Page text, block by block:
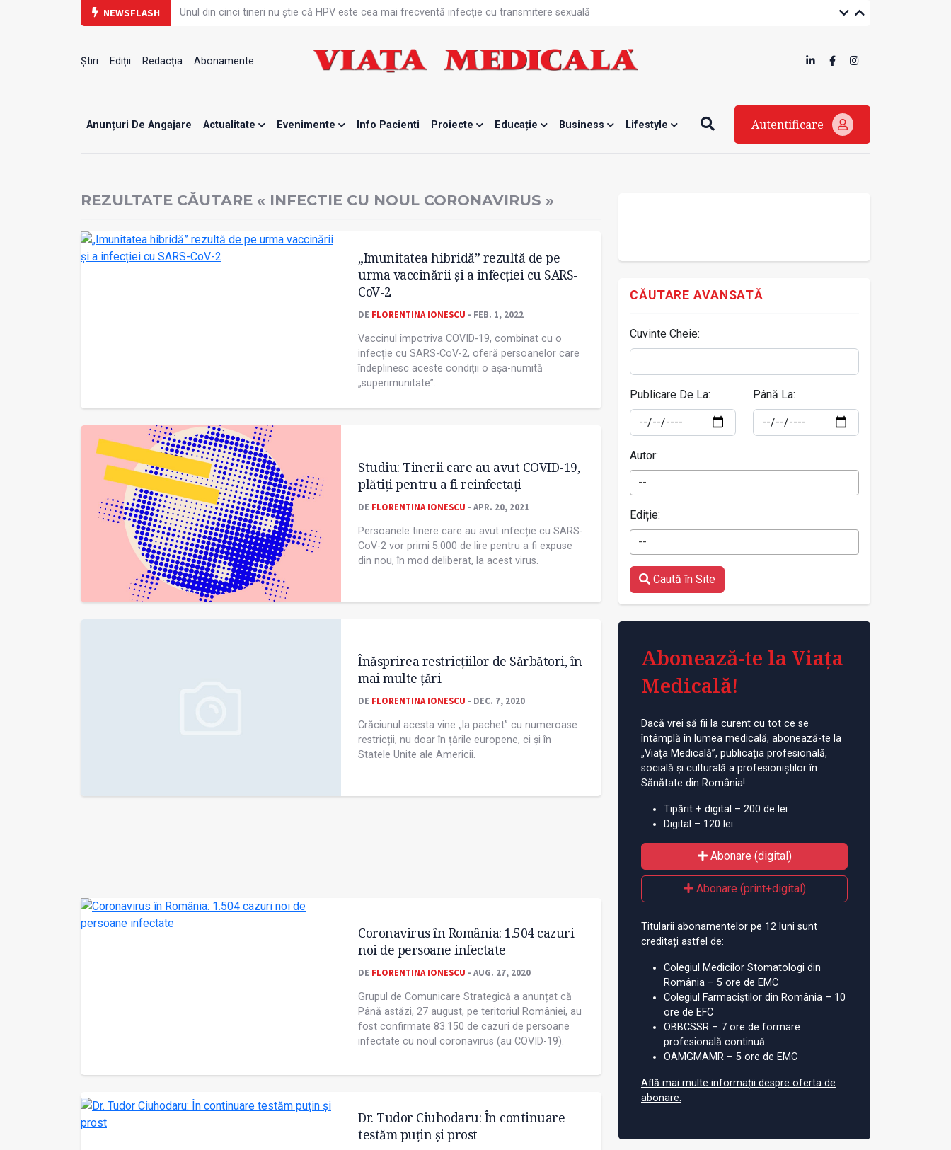
NEWSFLASH
PRIMER: Întreruperea energiei în fabrici ar pune pacienții în pericol
Cum gestionăm jet lag-ul- sfaturi de la specialiști
Care este legătura dintre oboseala mintală și caniculă?
Alăptarea, esențială pentru sănătatea mamei și copilului
Știri Ediții Redacția Abonamente
Anunțuri De Angajare Actualitate Evenimente Info Pacienti Proiecte Educație Business Lifestyle Autentificare
REZULTATE CĂUTARE « INFECTIE CU NOUL CORONAVIRUS »
„Imunitatea hibridă” rezultă de pe
urma vaccinării și a infecției cu SARS-
CoV-2
DE FLORENTINA IONESCU - FEB. 1, 2022
Vaccinul împotriva COVID-19, combinat cu o
infecție cu SARS-CoV-2, oferă persoanelor care
îndeplinesc aceste condiții o așa-numită
„superimunitate”.
Studiu: Tinerii care au avut COVID-19,
plătiți pentru a fi reinfectați
DE FLORENTINA IONESCU - APR. 20, 2021
Persoanele tinere care au avut infecție cu SARS-
CoV-2 vor primi 5.000 de lire pentru a fi expuse
din nou, în mod deliberat, la acest virus.
Înăsprirea restricțiilor de Sărbători, în
mai multe țări
DE FLORENTINA IONESCU - DEC. 7, 2020
Crăciunul acesta vine „la pachet” cu numeroase
restricții, nu doar în țările europene, ci și în
Statele Unite ale Americii.
Coronavirus în România: 1.504 cazuri
noi de persoane infectate
DE FLORENTINA IONESCU - AUG. 27, 2020
Grupul de Comunicare Strategică a anunțat că
Până astăzi, 27 august, pe teritoriul României, au
fost confirmate 83.150 de cazuri de persoane
infectate cu noul coronavirus (au COVID-19).
Dr. Tudor Ciuhodaru: În continuare
testăm puțin și prost
CĂUTARE AVANSATĂ
Cuvinte Cheie:
Publicare De La: Până La:
Autor:
--
Ediție:
--
Caută în Site
Abonează-te la Viața
Medicală!
Dacă vrei să fii la curent cu tot ce se
întâmplă în lumea medicală, abonează-te la
„Viața Medicală”, publicația profesională,
socială și culturală a profesioniștilor în
Sănătate din România!
Tipărit + digital – 200 de lei
Digital – 120 lei
Abonare (digital)
Abonare (print+digital)
Titularii abonamentelor pe 12 luni sunt
creditați astfel de:
Colegiul Medicilor Stomatologi din
România – 5 ore de EMC
Colegiul Farmaciștilor din România – 10
ore de EFC
OBBCSSR – 7 ore de formare
profesională continuă
OAMGMAMR – 5 ore de EMC
Află mai multe informații despre oferta de
abonare.